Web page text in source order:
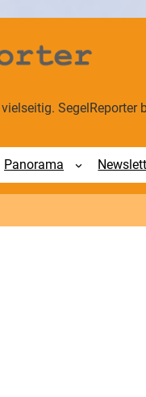
SegelReporter
Panorama